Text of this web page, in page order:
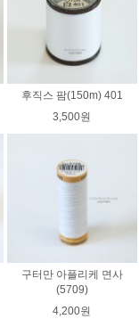
후직스 팜(150m) 401
3,500원
구터만 아플리케 면사
(5709)
4,200원